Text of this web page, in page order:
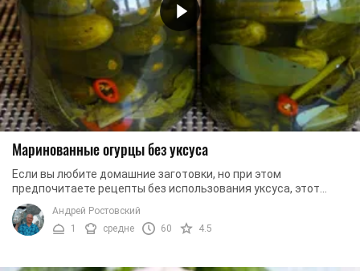
Маринованные огурцы без уксуса
Если вы любите домашние заготовки, но при этом
предпочитаете рецепты без использования уксуса, этот
рецепт именно для вас. Мы расскажем вам, как ...
Андрей Ростовский
1
средне 60 4.5